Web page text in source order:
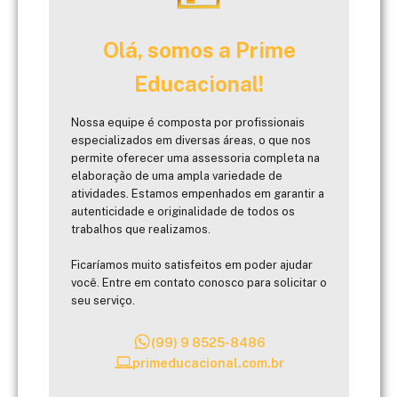
Olá, somos a Prime
Educacional!
Nossa equipe é composta por profissionais
especializados em diversas áreas, o que nos
permite oferecer uma assessoria completa na
elaboração de uma ampla variedade de
atividades. Estamos empenhados em garantir a
autenticidade e originalidade de todos os
trabalhos que realizamos.
Ficaríamos muito satisfeitos em poder ajudar
você. Entre em contato conosco para solicitar o
seu serviço.
(99) 9 8525-8486
primeducacional.com.br